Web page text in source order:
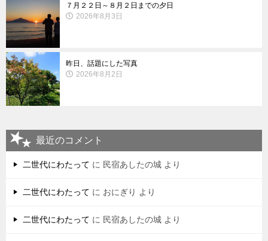
７月２２日～８月２日までの夕日
2026年8月3日
昨日、話題にした写真
2026年8月2日
最近のコメント
二世代にわたって に 民宿あしたの城 より
二世代にわたって に おにぎり より
二世代にわたって に 民宿あしたの城 より